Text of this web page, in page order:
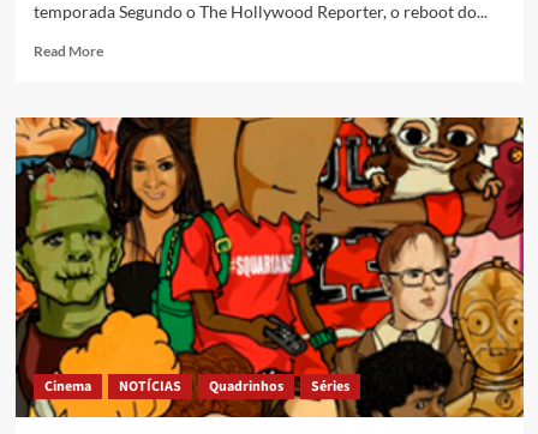
temporada Segundo o The Hollywood Reporter, o reboot do...
Read More
Cinema NOTÍCIAS Quadrinhos Séries